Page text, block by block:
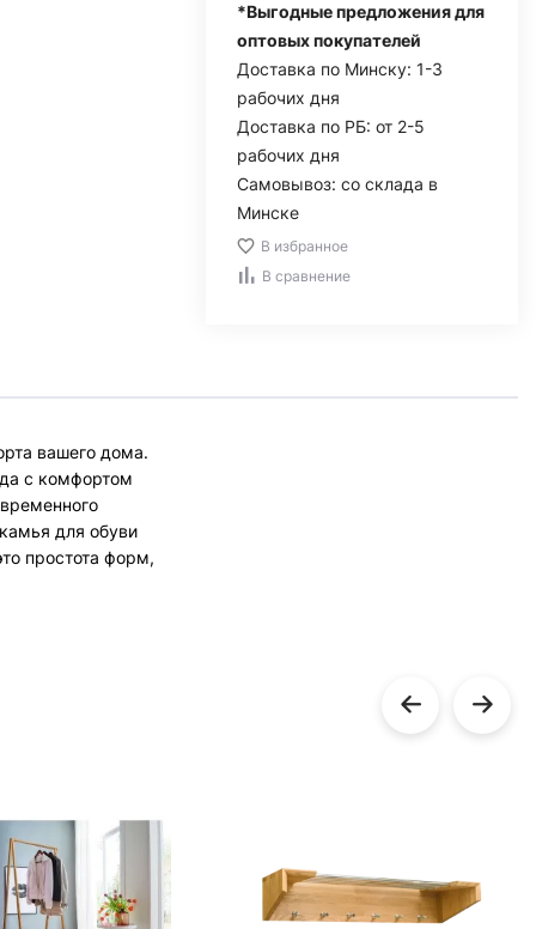
*Выгодные предложения для
оптовых покупателей
Доставка по Минску: 1-3
рабочих дня
Доставка по РБ: от 2-5
рабочих дня
Самовывоз: со склада в
Минске
В избранное
В сравнение
вашего дома.
с комфортом
для обуви
простота форм,